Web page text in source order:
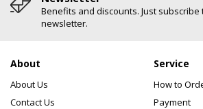
Benefits and discounts. Just subscribe
newsletter.
About
About Us
Contact Us
Service
How to
Payment